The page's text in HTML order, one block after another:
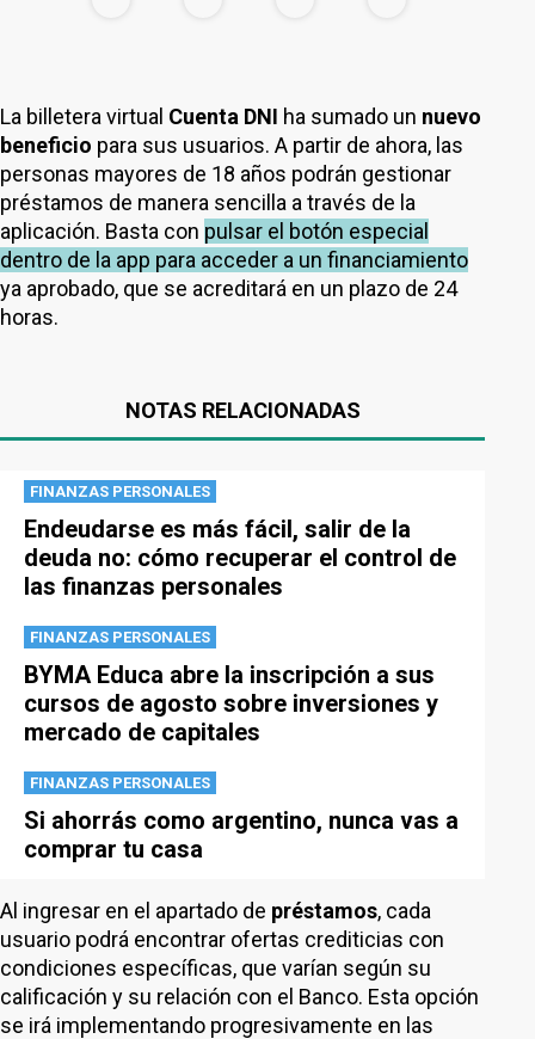
La billetera virtual Cuenta DNI ha sumado un nuevo
beneficio para sus usuarios. A partir de ahora, las
personas mayores de 18 años podrán gestionar
préstamos de manera sencilla a través de la
aplicación. Basta con pulsar el botón especial
dentro de la app para acceder a un financiamiento
ya aprobado, que se acreditará en un plazo de 24
horas.
NOTAS RELACIONADAS
FINANZAS PERSONALES
Endeudarse es más fácil, salir de la
deuda no: cómo recuperar el control de
las finanzas personales
FINANZAS PERSONALES
BYMA Educa abre la inscripción a sus
cursos de agosto sobre inversiones y
mercado de capitales
FINANZAS PERSONALES
Si ahorrás como argentino, nunca vas a
comprar tu casa
Al ingresar en el apartado de préstamos, cada
usuario podrá encontrar ofertas crediticias con
condiciones específicas, que varían según su
calificación y su relación con el Banco. Esta opción
se irá implementando progresivamente en las